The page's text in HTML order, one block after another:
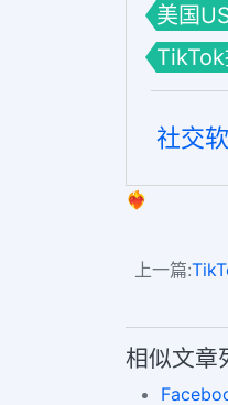
美国
社交
❤️‍🔥
上一篇:
相似文章